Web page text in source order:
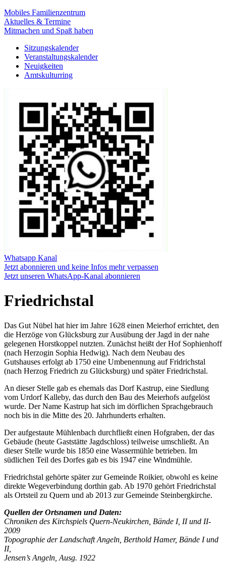
Mobiles Familienzentrum
Aktuelles & Termine
Mitmachen und Spaß haben
Sitzungskalender
Veranstaltungskalender
Neuigkeiten
Amtskulturring
Whatsapp Kanal
Jetzt abonnieren und keine Infos mehr verpassen
Jetzt unseren WhatsApp-Kanal abonnieren
Friedrichstal
Das Gut Nübel hat hier im Jahre 1628 einen Meierhof errichtet, den
die Herzöge von Glücksburg zur Ausübung der Jagd in der nahe
gelegenen Horstkoppel nutzten. Zunächst heißt der Hof Sophienhoff
(nach Herzogin Sophia Hedwig). Nach dem Neubau des
Gutshauses erfolgt ab 1750 eine Umbenennung auf Fridrichstal
(nach Herzog Friedrich zu Glücksburg) und später Friedrichstal.
An dieser Stelle gab es ehemals das Dorf Kastrup, eine Siedlung
vom Urdorf Kalleby, das durch den Bau des Meierhofs aufgelöst
wurde. Der Name Kastrup hat sich im dörflichen Sprachgebrauch
noch bis in die Mitte des 20. Jahrhunderts erhalten.
Der aufgestaute Mühlenbach durchfließt einen Hofgraben, der das
Gebäude (heute Gaststätte Jagdschloss) teilweise umschließt. An
dieser Stelle wurde bis 1850 eine Wassermühle betrieben. Im
südlichen Teil des Dorfes gab es bis 1947 eine Windmühle.
Friedrichstal gehörte später zur Gemeinde Roikier, obwohl es keine
direkte Wegeverbindung dorthin gab. Ab 1970 gehört Friedrichstal
als Ortsteil zu Quern und ab 2013 zur Gemeinde Steinbergkirche.
Quellen der Ortsnamen und Daten:
Chroniken des Kirchspiels Quern-Neukirchen, Bände I, II und II-
2009
Topographie der Landschaft Angeln, Berthold Hamer, Bände I und
II,
Jensen’s Angeln, Ausg. 1922